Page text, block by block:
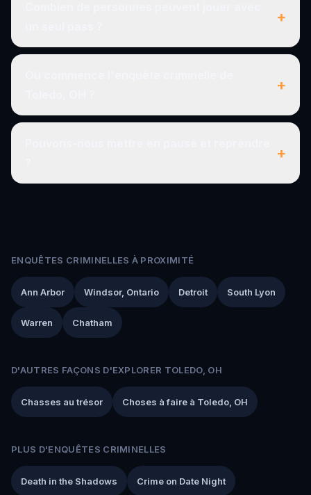
+
+
+
ENQUÊTES CRIMINELLES À PROXIMITÉ
Ann Arbor Windsor, Ontario Detroit South Lyon
Warren Chatham
D'AUTRES FAÇONS D'EXPLORER TOLEDO, OH
Chasses au trésor Choses à faire à Toledo, OH
PLUS D'ENQUÊTES CRIMINELLES
Death in the Shadows Crime on Date Night